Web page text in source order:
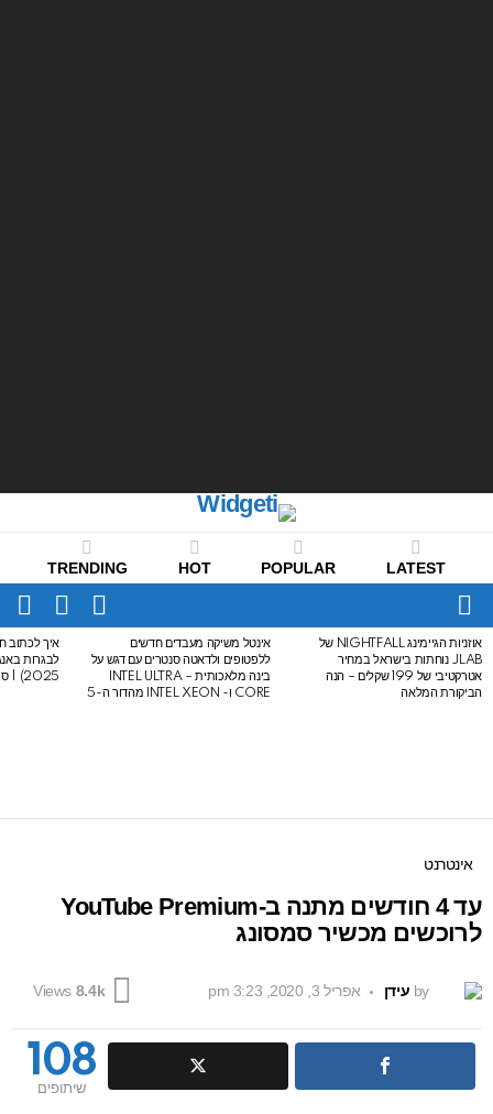
LATEST
POPULAR
HOT
TRENDING
Menu
SWITCH
SKIN
LATEST
STORIES
אוזניות הגיימינג NIGHTFALL של
JLAB נוחתות בישראל במחיר
אטרקטיבי של 199 שקלים – הנה
הביקורת המלאה
אינטל משיקה מעבדים חדשים
ללפטופים ולדאטה סנטרים עם דגש על
בינה מלאכותית – INTEL ULTRA
CORE ו- INTEL XEON מהדור ה-5
איך לכתוב
2025) | סיכום לבגרות באנגלית
אינטרנט
עד 4 חודשים מתנה ב-YouTube Premium
לרוכשים מכשיר סמסונג
by עידן אפריל 3, 2020, 3:23 pm 8.4k
Views
108
שיתופים